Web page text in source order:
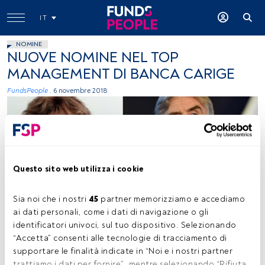
Questo sito web utilizza i cookie
Sia noi che i nostri 45 partner memorizziamo e accediamo
ai dati personali, come i dati di navigazione o gli
identificatori univoci, sul tuo dispositivo. Selezionando
“Accetta” consenti alle tecnologie di tracciamento di
supportare le finalità indicate in “Noi e i nostri partner
IT
NOMINE
NUOVE NOMINE NEL TOP
MANAGEMENT DI BANCA CARIGE
FundsPeople . 6 novembre 2018
immagine ceduta